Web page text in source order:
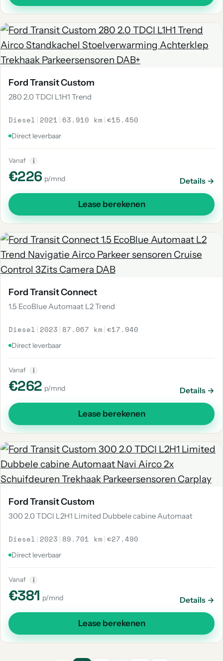
Ford Transit Custom
280 2.0 TDCI L1H1 Trend
Diesel | 2021 | 63.910 km |€15.450
Direct leverbaar
Vanaf i
€226 p/mnd Details →
Lease berekenen
Ford Transit Connect
1.5 EcoBlue Automaat L2 Trend
Diesel | 2023 | 87.067 km |€17.940
Direct leverbaar
Vanaf i
€262 p/mnd Details →
Lease berekenen
Ford Transit Custom
300 2.0 TDCI L2H1 Limited Dubbele cabine Automaat
Diesel | 2023 | 89.701 km |€27.490
Direct leverbaar
Vanaf i
€381 p/mnd Details →
Lease berekenen